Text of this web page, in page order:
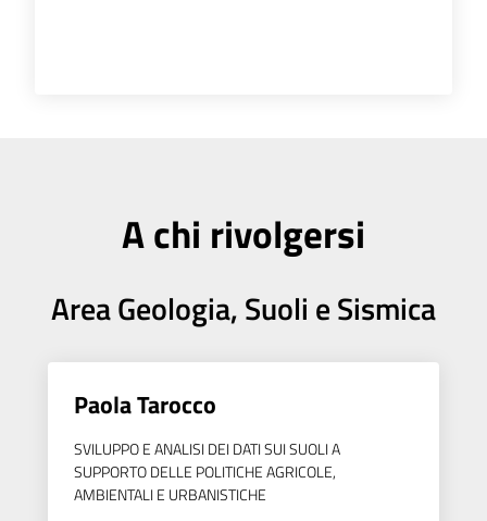
A chi rivolgersi
Area Geologia, Suoli e Sismica
Paola Tarocco
SVILUPPO E ANALISI DEI DATI SUI SUOLI A
SUPPORTO DELLE POLITICHE AGRICOLE,
AMBIENTALI E URBANISTICHE